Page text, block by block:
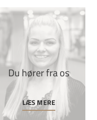
Du hører fra os
LÆS MERE